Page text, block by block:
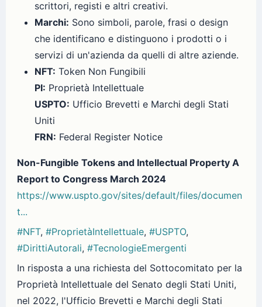
scrittori, registi e altri creativi.
Marchi: Sono simboli, parole, frasi o design
che identificano e distinguono i prodotti o i
servizi di un'azienda da quelli di altre aziende.
NFT: Token Non Fungibili
PI: Proprietà Intellettuale
USPTO: Ufficio Brevetti e Marchi degli Stati
Uniti
FRN: Federal Register Notice
Non-Fungible Tokens and Intellectual Property A
Report to Congress March 2024
https://www.uspto.gov/sites/default/files/documen
t...
#NFT, #ProprietàIntellettuale, #USPTO,
#DirittiAutorali, #TecnologieEmergenti
In risposta a una richiesta del Sottocomitato per la
Proprietà Intellettuale del Senato degli Stati Uniti,
nel 2022, l'Ufficio Brevetti e Marchi degli Stati